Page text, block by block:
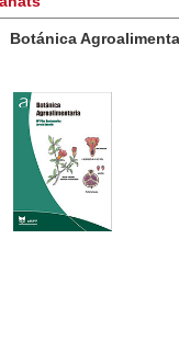
Agroalimentaria